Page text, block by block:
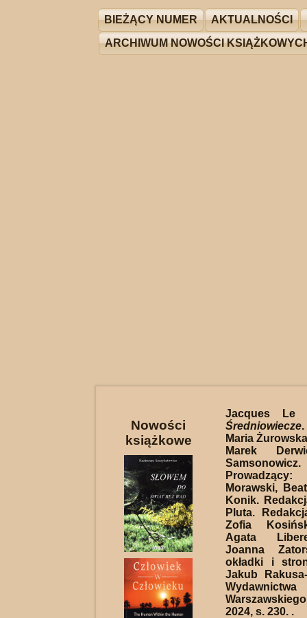
BIEŻĄCY NUMER AKTUALNOŚCI
ARCHIWUM NOWOŚCI
Nowości
książkowe
Jacques
Średniowiecze
Maria
Marek
Morawski,
Konik.
Pluta.
Zofia
Agata
Joanna
okładki i
Jakub
Wydawnictwa
2024, s. 230. .